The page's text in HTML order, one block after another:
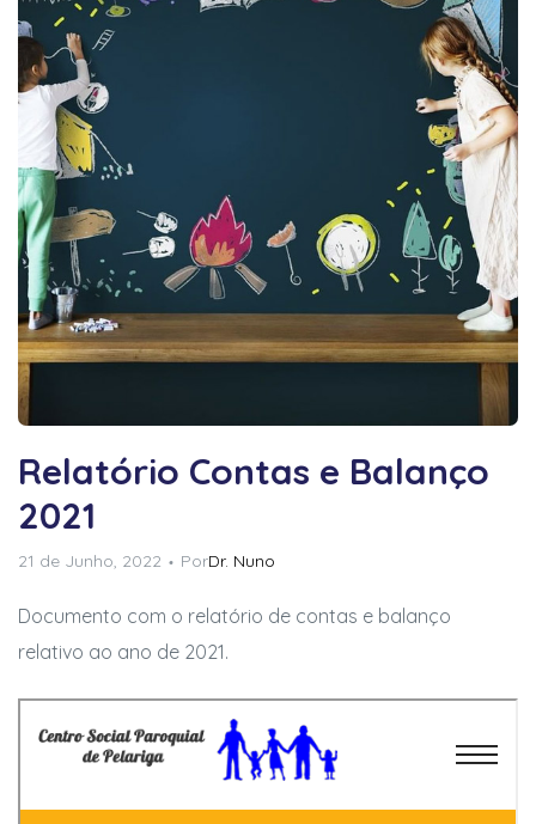
Relatório Contas e Balanço
2021
21 de Junho, 2022 PorDr. Nuno
Documento com o relatório de contas e balanço
relativo ao ano de 2021.